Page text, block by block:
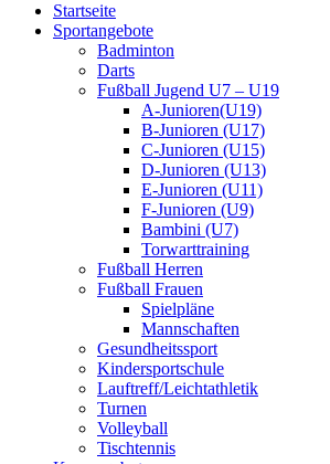
Startseite
Sportangebote
Badminton
Darts
Fußball Jugend U7 – U19
A-Junioren(U19)
B-Junioren (U17)
C-Junioren (U15)
D-Junioren (U13)
E-Junioren (U11)
F-Junioren (U9)
Bambini (U7)
Torwarttraining
Fußball Herren
Fußball Frauen
Spielpläne
Mannschaften
Gesundheitssport
Kindersportschule
Lauftreff/Leichtathletik
Turnen
Volleyball
Tischtennis